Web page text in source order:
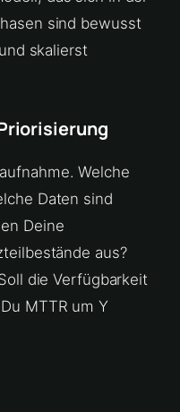
sind bewusst
skalierst
Welche
Daten sind
Deine
aus?
die Verfügbarkeit
MTTR um Y